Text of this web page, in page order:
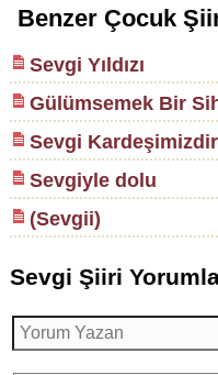
Benzer Çocuk
Sevgi Yıldızı
Gülümsemek Bir
Sevgi Kardeşimizdir
Sevgiyle dolu
(Sevgii)
Sevgi Şiiri